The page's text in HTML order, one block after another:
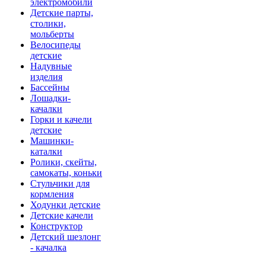
электромобили
Детские парты,
столики,
мольберты
Велосипеды
детские
Надувные
изделия
Бассейны
Лошадки-
качалки
Горки и качели
детские
Машинки-
каталки
Ролики, скейты,
самокаты, коньки
Стульчики для
кормления
Ходунки детские
Детские качели
Конструктор
Детский шезлонг
- качалка